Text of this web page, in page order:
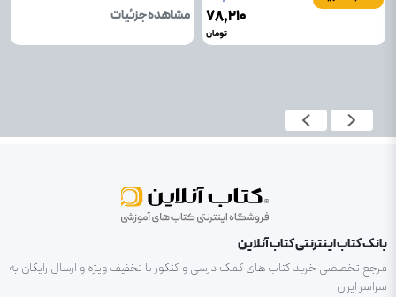
۷۸٬۲۱۰
تومان
مشاهده جزئیات
بانک کتاب اینترنتی کتاب آنلاین
مرجع تخصصی خرید کتاب های کمک درسی و کنکور با تخفیف ویژه و ارسال رایگان به
سراسر ایران